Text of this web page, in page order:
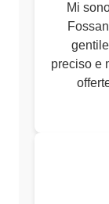
Mi
preciso e